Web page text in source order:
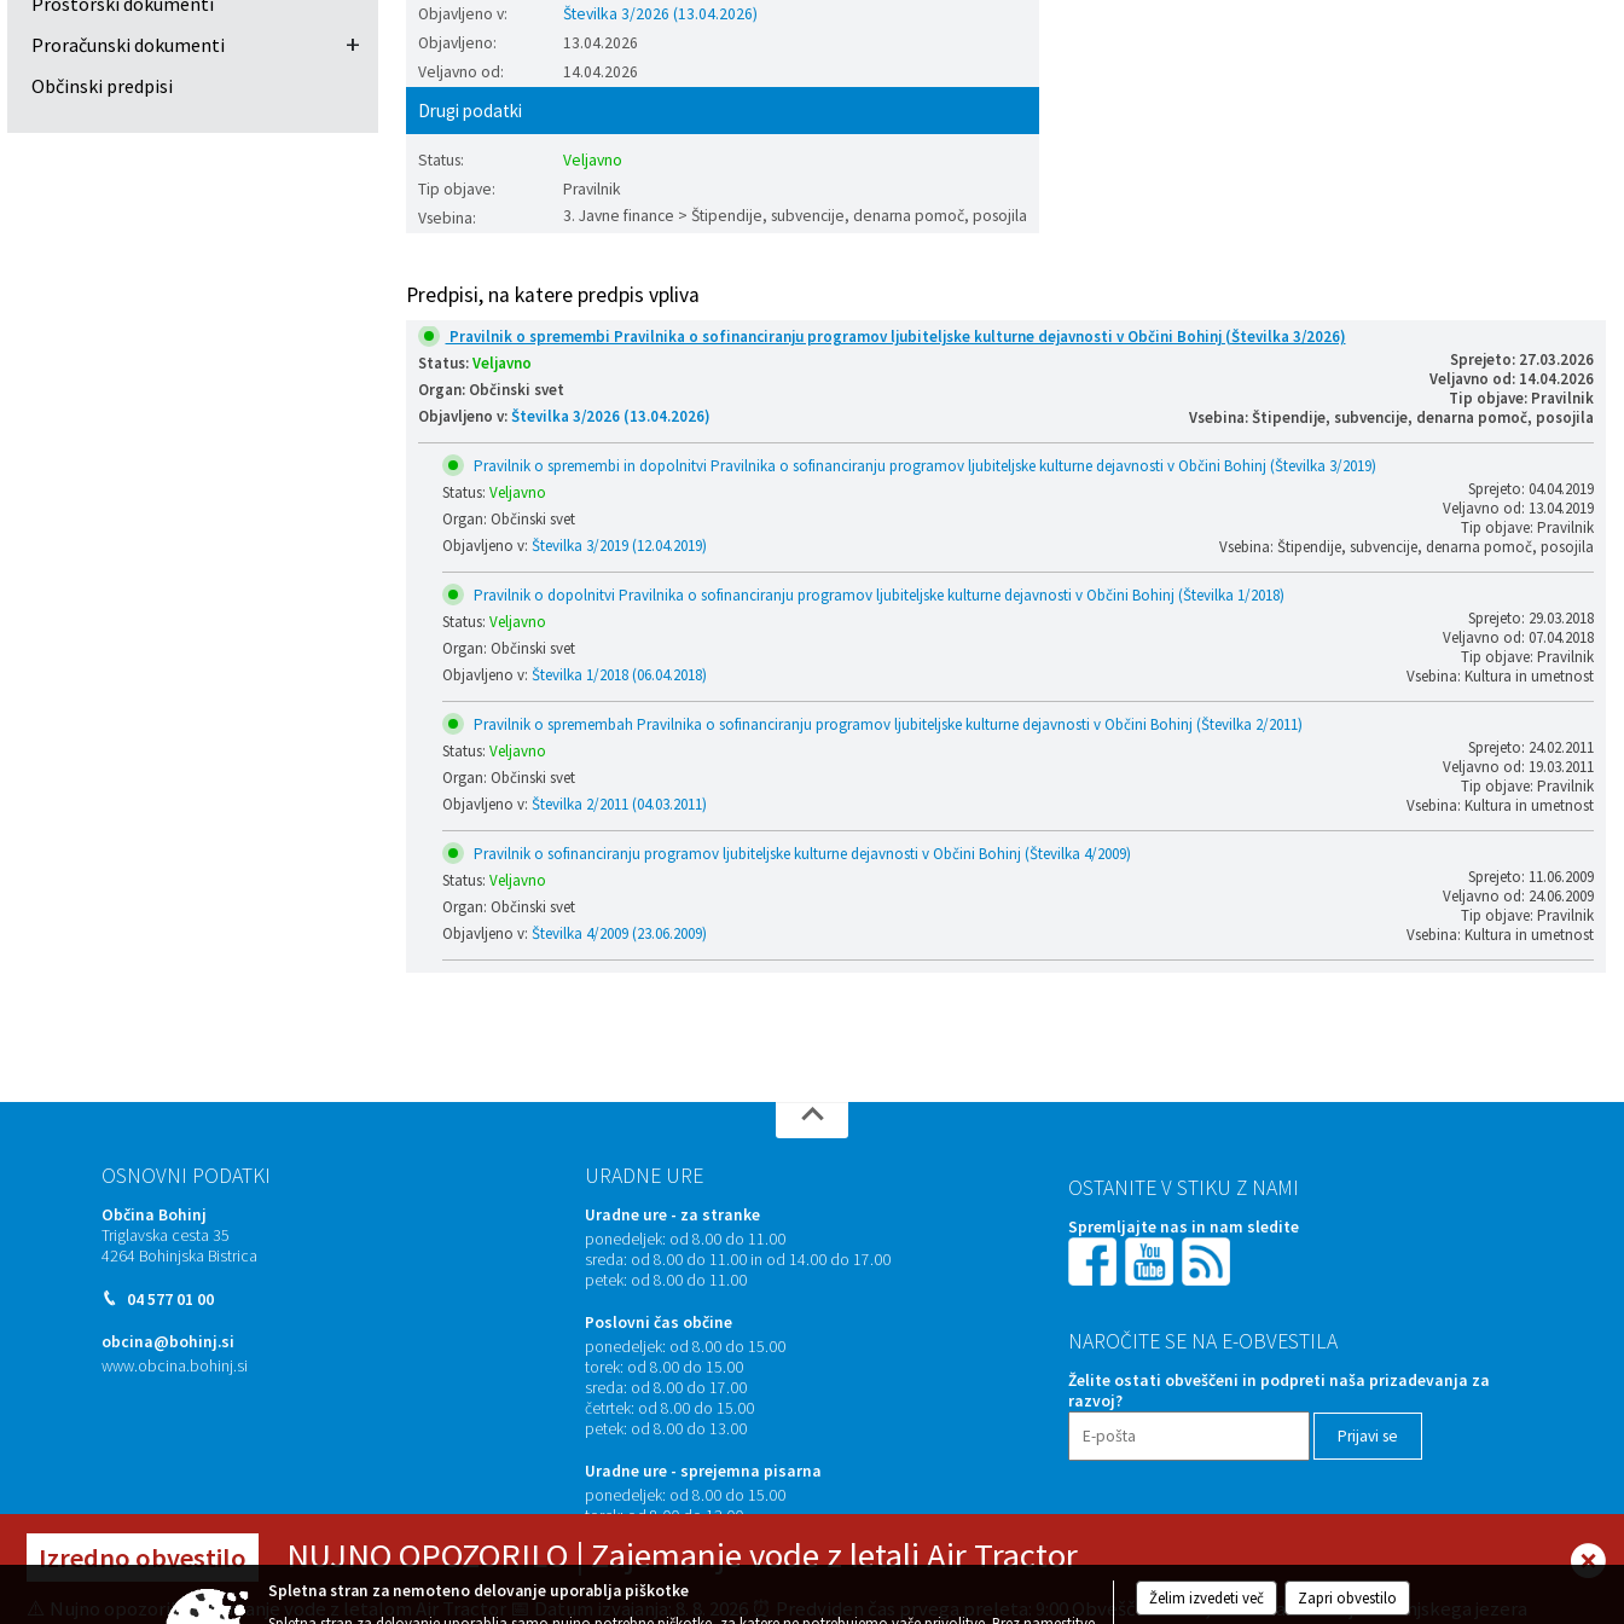
Objavljeno v:
Številka 3/2026 (13.04.2026)
Objavljeno:
13.04.2026
Veljavno od:
14.04.2026
Drugi podatki
Status:
Veljavno
Tip objave:
Pravilnik
Vsebina:
3. Javne finance > Štipendije, subvencije, denarna pomoč, posojila
Predpisi, na katere predpis vpliva
Pravilnik o spremembi Pravilnika o sofinanciranju programov ljubiteljske kulturne dejavnosti v Občini Bohinj (Številka 3/2026)
Status:Veljavno
Organ: Občinski svet
Objavljeno v:Številka 3/2026 (13.04.2026)
Sprejeto: 27.03.2026
Veljavno od: 14.04.2026
Tip objave: Pravilnik
Vsebina: Štipendije, subvencije, denarna pomoč, posojila
Pravilnik o spremembi in dopolnitvi Pravilnika o sofinanciranju programov ljubiteljske kulturne dejavnosti v Občini Bohinj (Številka 3/2019)
Status: Veljavno
Organ: Občinski svet
Objavljeno v: Številka 3/2019 (12.04.2019)
Sprejeto: 04.04.2019
Veljavno od: 13.04.2019
Tip objave: Pravilnik
Vsebina: Štipendije, subvencije, denarna pomoč, posojila
Pravilnik o dopolnitvi Pravilnika o sofinanciranju programov ljubiteljske kulturne dejavnosti v Občini Bohinj (Številka 1/2018)
Status: Veljavno
Organ: Občinski svet
Objavljeno v: Številka 1/2018 (06.04.2018)
Sprejeto: 29.03.2018
Veljavno od: 07.04.2018
Tip objave: Pravilnik
Vsebina: Kultura in umetnost
Pravilnik o spremembah Pravilnika o sofinanciranju programov ljubiteljske kulturne dejavnosti v Občini Bohinj (Številka 2/2011)
Status: Veljavno
Organ: Občinski svet
Objavljeno v: Številka 2/2011 (04.03.2011)
Sprejeto: 24.02.2011
Veljavno od: 19.03.2011
Tip objave: Pravilnik
Vsebina: Kultura in umetnost
Pravilnik o sofinanciranju programov ljubiteljske kulturne dejavnosti v Občini Bohinj (Številka 4/2009)
Status: Veljavno
Organ: Občinski svet
Objavljeno v: Številka 4/2009 (23.06.2009)
Sprejeto: 11.06.2009
Veljavno od: 24.06.2009
Tip objave: Pravilnik
Vsebina: Kultura in umetnost
Proračunski dokumenti
+
Občinski predpisi
Izredno obvestilo NUJNO OPOZORILO | Zajemanje vode z letali Air Tractor
⚠️ Nujno opozorilo: zajemanje vode z letalom Air Tractor 📅 Datum izvajanja: 8. 8. 2026 ⏰ Predviden čas prvega preleta: 9:00 Obveščamo vas, da bo na območju Bohinjskega jezera
OSNOVNI PODATKI
Občina Bohinj
Triglavska cesta 35
4264 Bohinjska Bistrica
04 577 01 00
obcina@bohinj.si
www.obcina.bohinj.si
URADNE URE
Uradne ure - za stranke
ponedeljek: od 8.00 do 11.00
sreda: od 8.00 do 11.00 in od 14.00 do 17.00
petek: od 8.00 do 11.00
Poslovni čas občine
ponedeljek: od 8.00 do 15.00
torek: od 8.00 do 15.00
sreda: od 8.00 do 17.00
četrtek: od 8.00 do 15.00
petek: od 8.00 do 13.00
Uradne ure - sprejemna pisarna
ponedeljek: od 8.00 do 15.00
torek:od 8.00 do 12.00
četrtek: od 8.00 do 12.00
OSTANITE V STIKU Z NAMI
Spremljajte nas in nam sledite
NAROČITE SE NA E-OBVESTILA
Želite ostati obveščeni in podpreti naša prizadevanja za
razvoj?
Spletna stran za nemoteno delovanje uporablja piškotke
Želim izvedeti več Zapri obvestilo
Prostorski dokumenti
Proračunski dokumenti
Skupna občinska uprava
Civilna zaščita in požarna varnost
Pogosta vprašanja
Lokacije defibrilatorjev
Merilniki hitrosti